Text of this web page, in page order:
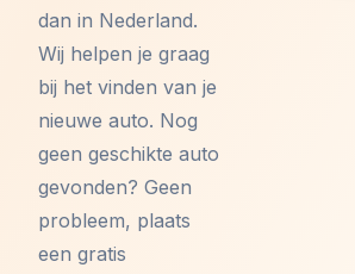
dan in Nederland.
Wij helpen je graag
bij het vinden van je
nieuwe auto. Nog
geen geschikte auto
gevonden? Geen
probleem, plaats
een gratis